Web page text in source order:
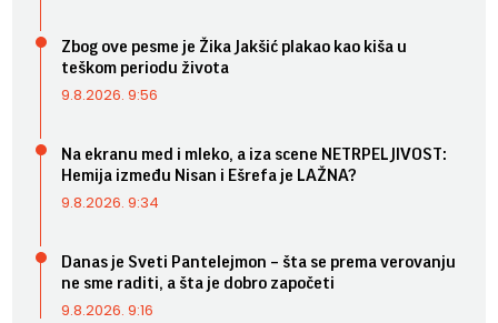
Zbog ove pesme je Žika Jakšić plakao kao kiša u
teškom periodu života
9.8.2026. 9:56
Na ekranu med i mleko, a iza scene NETRPELJIVOST:
Hemija između Nisan i Ešrefa je LAŽNA?
9.8.2026. 9:34
Danas je Sveti Pantelejmon – šta se prema verovanju
ne sme raditi, a šta je dobro započeti
9.8.2026. 9:16